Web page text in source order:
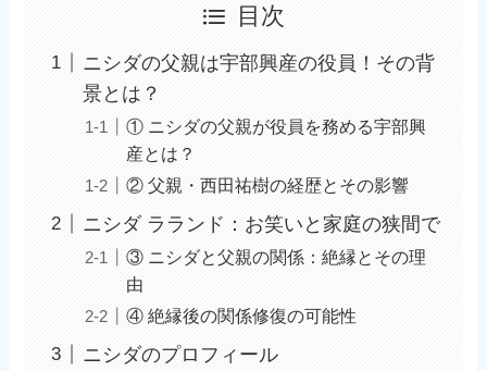
目次
ニシダの父親は宇部興産の役員！その背
景とは？
① ニシダの父親が役員を務める宇部興
産とは？
② 父親・西田祐樹の経歴とその影響
ニシダ ラランド：お笑いと家庭の狭間で
③ ニシダと父親の関係：絶縁とその理
由
④ 絶縁後の関係修復の可能性
ニシダのプロフィール